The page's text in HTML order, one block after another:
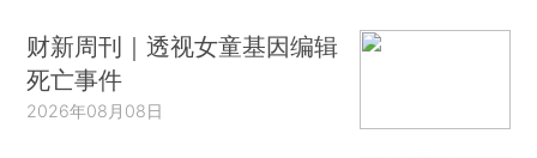
财新周刊｜透视女童基因编辑
死亡事件
2026年08月08日